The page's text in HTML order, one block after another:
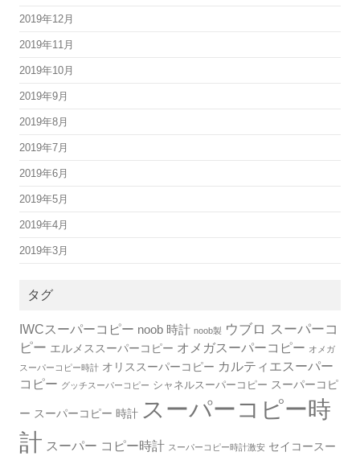
2019年12月
2019年11月
2019年10月
2019年9月
2019年8月
2019年7月
2019年6月
2019年5月
2019年4月
2019年3月
タグ
IWCスーパーコピー noob 時計 noob製 ウブロ スーパーコ
ピー エルメススーパーコピー オメガスーパーコピー オメガ
スーパーコピー時計 オリススーパーコピー カルティエスーパー
コピー グッチスーパーコピー シャネルスーパーコピー スーパーコピ
ー スーパーコピー 時計 スーパーコピー時
計 スーパー コピー時計 スーパーコピー時計激安 セイコースー